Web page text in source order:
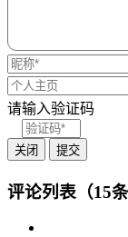
请输入验证码
关闭 提交
评论列表（15条